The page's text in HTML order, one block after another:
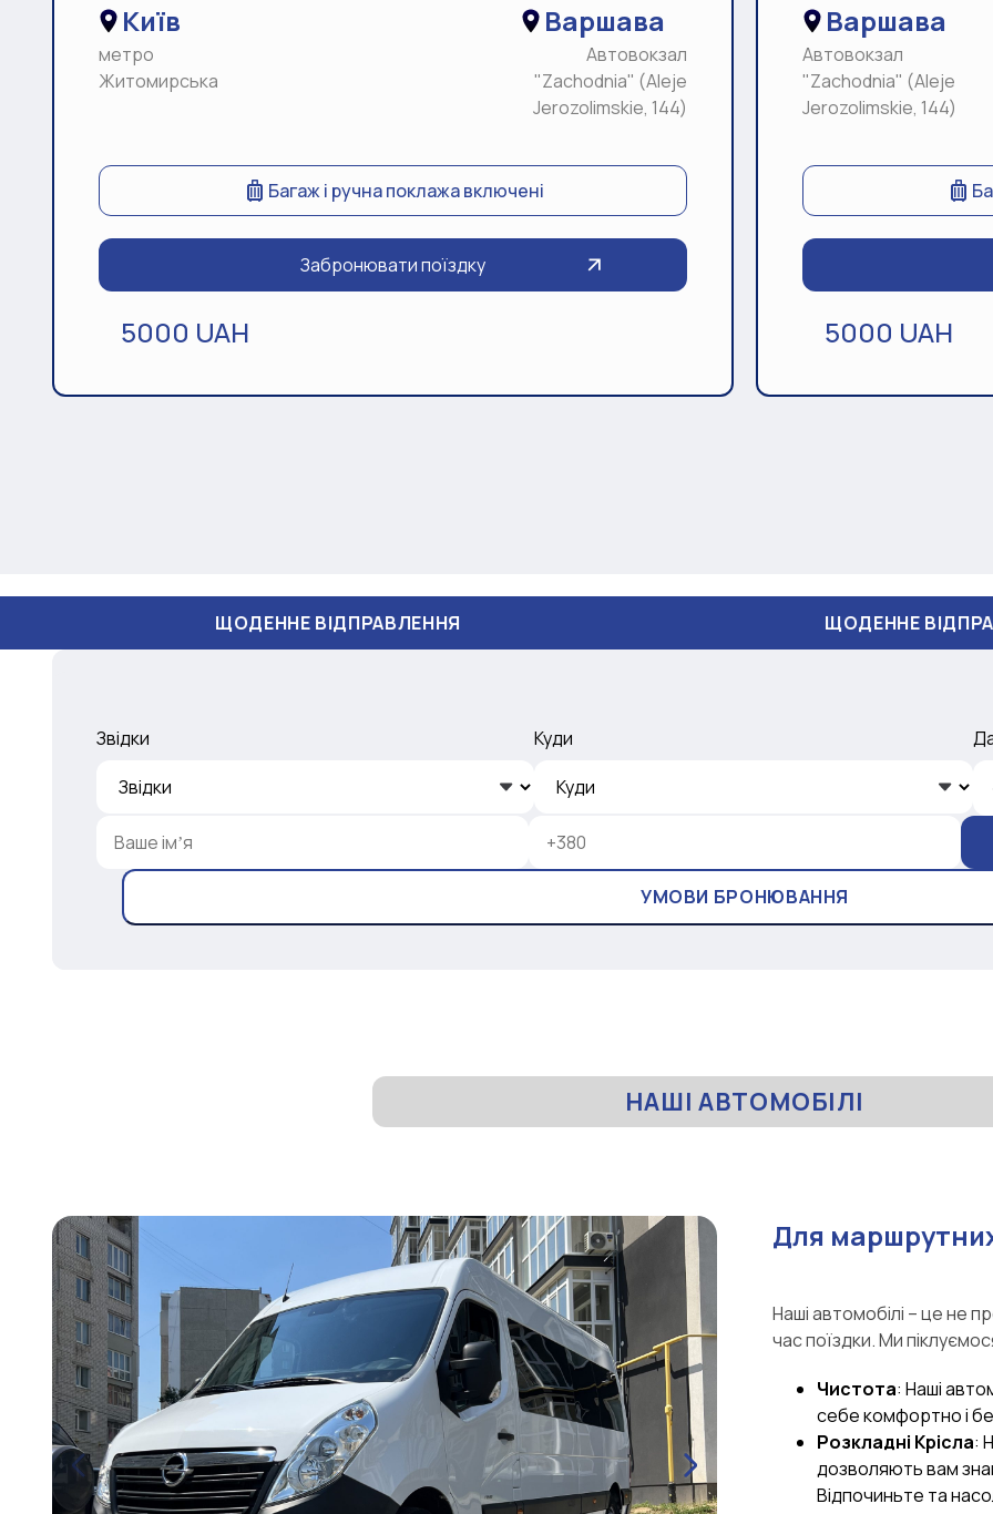
Київ
метро
Житомирська
Варшава
Автовокзал
"Zachodnia" (Aleje
Jerozolimskie, 144)
Багаж і ручна поклажа включені
Забронювати поїздку
5000 UAH
Варшава
Автовокзал
"Zachodnia" (Aleje
Jerozolimskie, 144)
5000 UAH
ЩОДЕННЕ ВІДПРАВЛЕННЯ ЩОДЕННЕ ВІДПРАВЛЕННЯ
Звідки Куди
УМОВИ БРОНЮВАННЯ
НАШІ АВТОМОБІЛІ
Для
Наші автомобілі – це не
час поїздки. Ми
Чистота: Наші
себе комфортно і
Розкладні Крісла:
дозволяють вам
Відпочиньте та